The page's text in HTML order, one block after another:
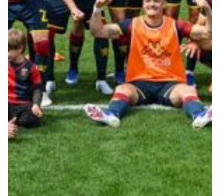
Summer Sale
Mare
Accessori
Party
Outlet
Helan x Genoa
Isolani x Genoa
Gift Card Online Store